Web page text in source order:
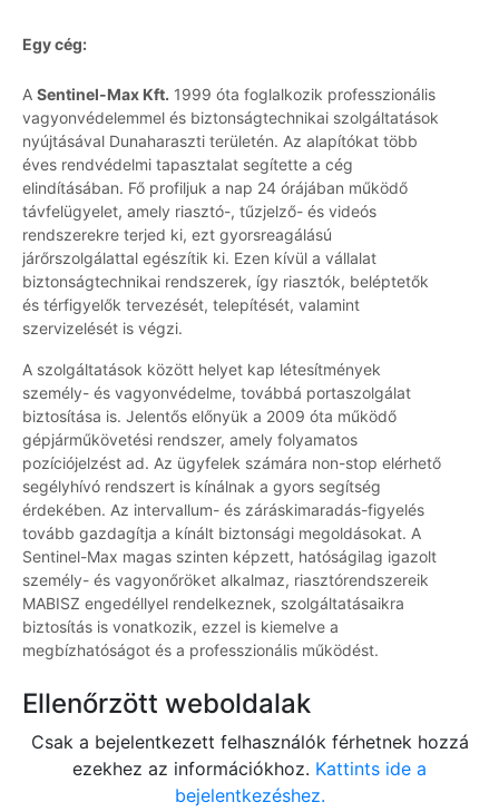
Egy cég:
A Sentinel-Max Kft. 1999 óta foglalkozik professzionális
vagyonvédelemmel és biztonságtechnikai szolgáltatások
nyújtásával Dunaharaszti területén. Az alapítókat több
éves rendvédelmi tapasztalat segítette a cég
elindításában. Fő profiljuk a nap 24 órájában működő
távfelügyelet, amely riasztó-, tűzjelző- és videós
rendszerekre terjed ki, ezt gyorsreagálású
járőrszolgálattal egészítik ki. Ezen kívül a vállalat
biztonságtechnikai rendszerek, így riasztók, beléptetők
és térfigyelők tervezését, telepítését, valamint
szervizelését is végzi.
A szolgáltatások között helyet kap létesítmények
személy- és vagyonvédelme, továbbá portaszolgálat
biztosítása is. Jelentős előnyük a 2009 óta működő
gépjárműkövetési rendszer, amely folyamatos
pozíciójelzést ad. Az ügyfelek számára non-stop elérhető
segélyhívó rendszert is kínálnak a gyors segítség
érdekében. Az intervallum- és záráskimaradás-figyelés
tovább gazdagítja a kínált biztonsági megoldásokat. A
Sentinel-Max magas szinten képzett, hatóságilag igazolt
személy- és vagyonőröket alkalmaz, riasztórendszereik
MABISZ engedéllyel rendelkeznek, szolgáltatásaikra
biztosítás is vonatkozik, ezzel is kiemelve a
megbízhatóságot és a professzionális működést.
Ellenőrzött weboldalak
Csak a bejelentkezett felhasználók férhetnek hozzá
ezekhez az információkhoz. Kattints ide a
bejelentkezéshez.